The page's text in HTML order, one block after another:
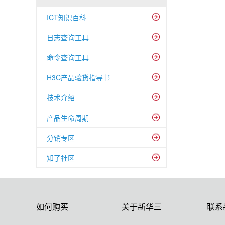
ICT知识百科
日志查询工具
命令查询工具
H3C产品验货指导书
技术介绍
产品生命周期
分销专区
知了社区
如何购买 关于新华三 联系